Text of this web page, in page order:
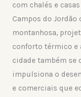
com chalés e
Campos do
montanhosa,
conforto térmico e
cidade também se
impulsiona o
e comerciais que